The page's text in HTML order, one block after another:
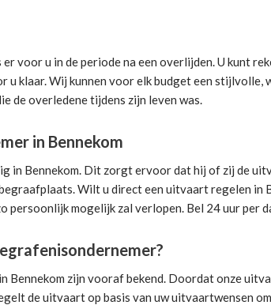
voor u in de periode na een overlijden. U kunt
u klaar. Wij kunnen voor elk budget een
de overledene tijdens zijn leven was.
in Bennekom
in Bennekom. Dit zorgt ervoor dat hij of zij de
Wilt u direct een uitvaart regelen in
mogelijk zal verlopen. Bel 24 uur per
Bennekom zijn vooraf bekend. Doordat onze
de uitvaartop basis van uw uitvaartwensen